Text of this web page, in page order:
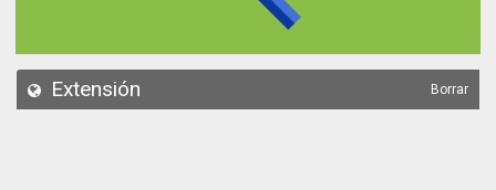
API
Extensión Borrar